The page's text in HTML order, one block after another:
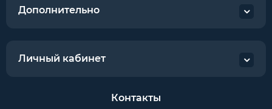
Дополнительно
Личный кабинет
Контакты